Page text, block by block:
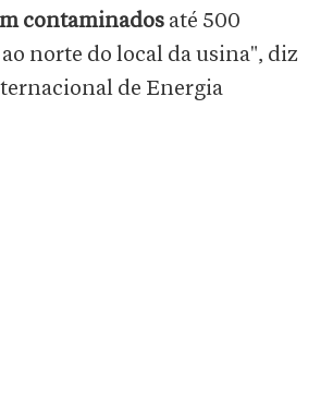
contaminados até 500
norte do local da usina", diz
de Energia